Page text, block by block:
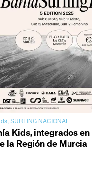
, SURFING NACIONAL
Kids, integrados en
la Región de Murcia